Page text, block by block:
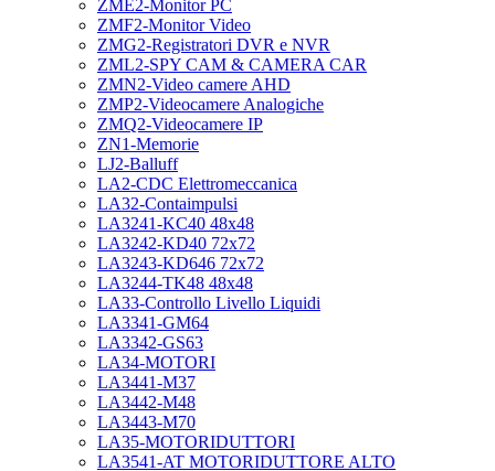
ZME2-Monitor PC
ZMF2-Monitor Video
ZMG2-Registratori DVR e NVR
ZML2-SPY CAM & CAMERA CAR
ZMN2-Video camere AHD
ZMP2-Videocamere Analogiche
ZMQ2-Videocamere IP
ZN1-Memorie
LJ2-Balluff
LA2-CDC Elettromeccanica
LA32-Contaimpulsi
LA3241-KC40 48x48
LA3242-KD40 72x72
LA3243-KD646 72x72
LA3244-TK48 48x48
LA33-Controllo Livello Liquidi
LA3341-GM64
LA3342-GS63
LA34-MOTORI
LA3441-M37
LA3442-M48
LA3443-M70
LA35-MOTORIDUTTORI
LA3541-AT MOTORIDUTTORE ALTO